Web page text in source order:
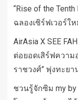
“Rise of the
ฉลองเซิร์ฟเวอร์ให
AirAsia X SEE
ต่อยอดเสิร์ฟความ
ราชวงศ์” พุ่งทะย
ชวนรู้จักซิม my by